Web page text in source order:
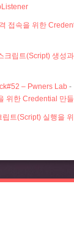
접속을 위한
크립트(Script) 생성과
– Pwners Lab -
위한 Credential 만들
트(Script) 실행을